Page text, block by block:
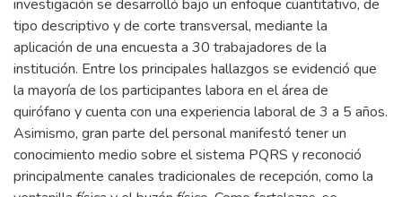
investigación se desarrolló bajo un enfoque cuantitativo, de
tipo descriptivo y de corte transversal, mediante la
aplicación de una encuesta a 30 trabajadores de la
institución. Entre los principales hallazgos se evidenció que
la mayoría de los participantes labora en el área de
quirófano y cuenta con una experiencia laboral de 3 a 5 años.
Asimismo, gran parte del personal manifestó tener un
conocimiento medio sobre el sistema PQRS y reconoció
principalmente canales tradicionales de recepción, como la